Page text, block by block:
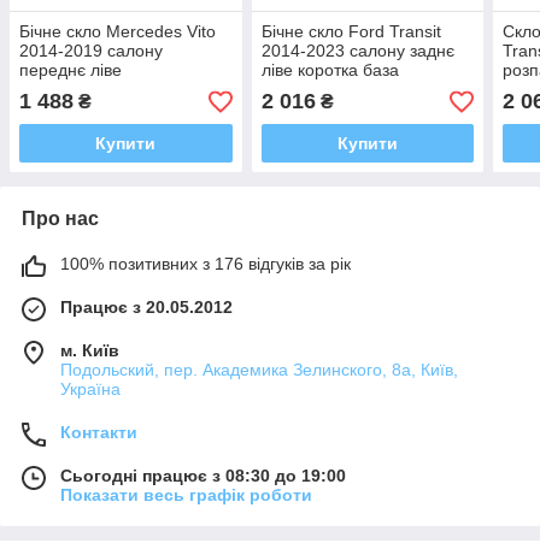
Бічне скло Mercedes Vito
2014-2019 салону
переднє ліве
1 488 ₴
Купити
Бічне скло Ford Transit
2014-2023 салону заднє
ліве коротка база
2 016₴
Купити
2
Про нас
100% позитивних з 176 відгуків за рік
Працює з 20.05.2012
м. Київ
Подольский, пер. Академика Зелинского, 8а, Київ,
Україна
Контакти
Сьогодні працює з 08:30 до 19:00
Показати весь графік роботи